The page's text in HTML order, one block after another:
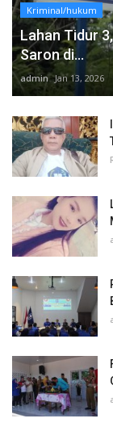
Kriminal/hukum
Lahan Tidur
Saron di...
admin Jan 13, 2026